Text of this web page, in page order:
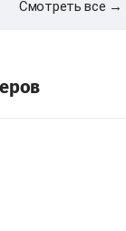
Смотреть все →